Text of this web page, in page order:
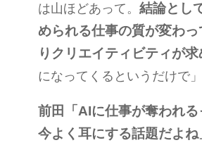
は山ほどあって。 結論とし
められる仕事の質が変わっ
りクリエイティビティが
になってくるというだけで」
前田 「 AIに仕事が奪われ
今よく耳にする話題だよね